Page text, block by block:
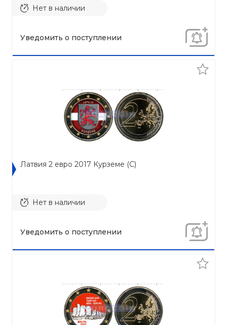
Нет в наличии
Уведомить о поступлении
Латвия 2 евро 2017 Курземе (C)
Нет в наличии
Уведомить о поступлении